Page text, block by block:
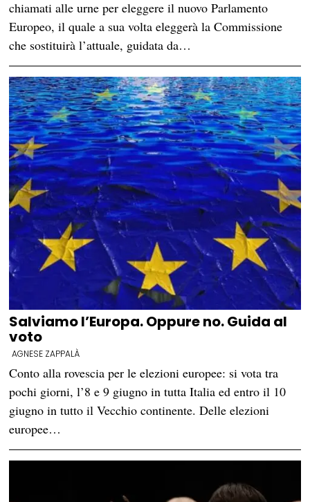
chiamati alle urne per eleggere il nuovo Parlamento
Europeo, il quale a sua volta eleggerà la Commissione
che sostituirà l’attuale, guidata da…
Salviamo l’Europa. Oppure no. Guida al
voto
AGNESE ZAPPALÀ
Conto alla rovescia per le elezioni europee: si vota tra
pochi giorni, l’8 e 9 giugno in tutta Italia ed entro il 10
giugno in tutto il Vecchio continente. Delle elezioni
europee…